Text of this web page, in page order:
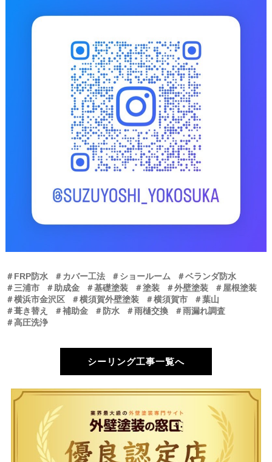
＃FRP防水 ＃カバー工法 ＃ショールーム
＃ベランダ防水
＃三浦市
＃助成金 ＃基礎塗装 ＃塗装 ＃外壁塗装
＃屋根塗装
＃横浜市金沢区
＃横須賀外壁塗装 ＃横須賀市
＃葉山
＃葺き替え
＃補助金 ＃防水 ＃雨樋交換
＃雨漏れ調査
＃高圧洗浄
シーリング工事一覧へ